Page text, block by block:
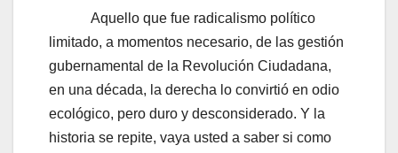
Aquello que fue radicalismo político
limitado, a momentos necesario, de las gestión
gubernamental de la Revolución Ciudadana,
en una década, la derecha lo convirtió en odio
ecológico, pero duro y desconsiderado. Y la
historia se repite, vaya usted a saber si como